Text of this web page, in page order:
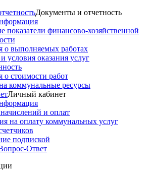
Документы и отчетность
показатели финансово-хозяйственной
о выполняемых работах
условия оказания услуг
о стоимости работ
коммунальные ресурсы
Личный кабинет
и оплат
на оплату коммунальных услуг
подпиской
Ответ